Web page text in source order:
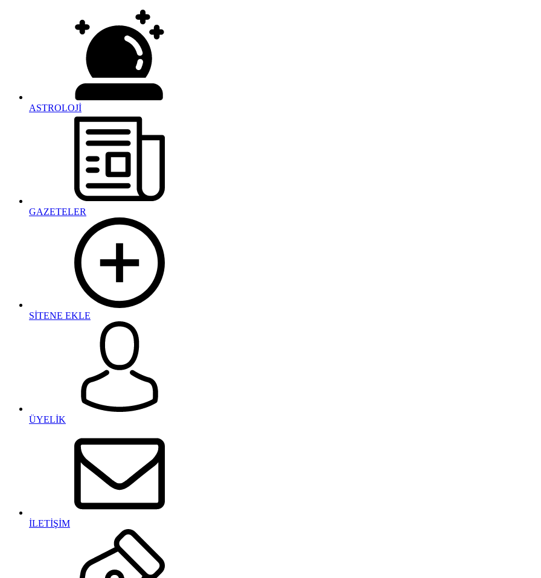
ASTROLOJİ
GAZETELER
SİTENE EKLE
ÜYELİK
İLETİŞİM